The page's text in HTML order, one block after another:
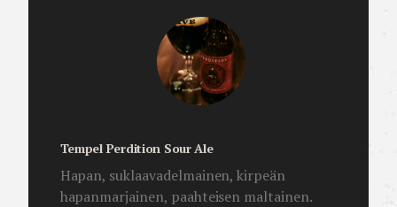
Tempel Perdition Sour Ale
Hapan, suklaavadelmainen, kirpeän
hapanmarjainen, paahteisen maltainen.